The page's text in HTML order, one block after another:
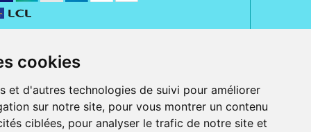
cookies
et d'autres technologies de suivi pour améliorer
sur notre site, pour vous montrer un contenu
ciblées, pour analyser le trafic de notre site et